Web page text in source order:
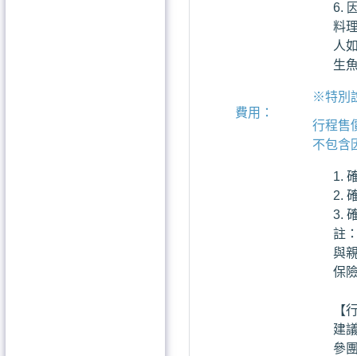
費用：
料
人
生
※特別
行程售
不包含
註
與
保
【
建
參